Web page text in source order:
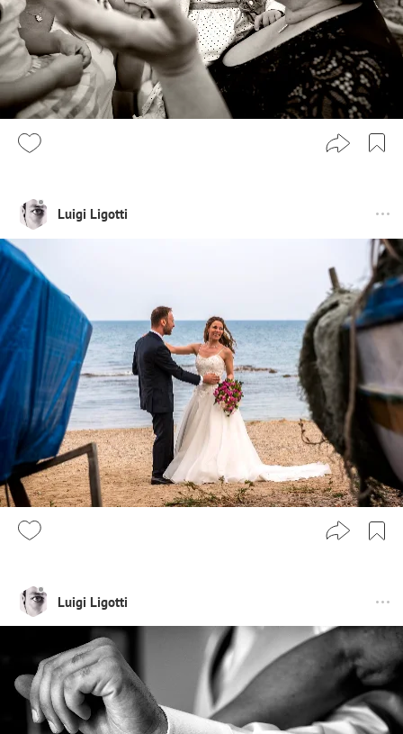
Luigi Ligotti
Luigi Ligotti